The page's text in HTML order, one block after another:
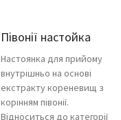
Півонії настойка
Настоянка для прийому
внутрішньо на основі
екстракту кореневищ з
корінням півонії.
Відноситься до категорії